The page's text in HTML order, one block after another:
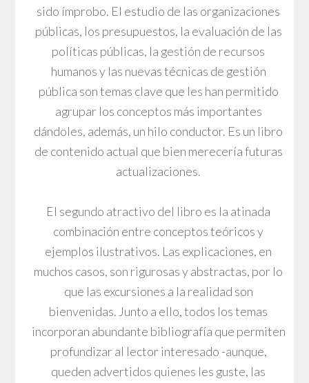
sido ímprobo. El estudio de las organizaciones
públicas, los presupuestos, la evaluación de las
políticas públicas, la gestión de recursos
humanos y las nuevas técnicas de gestión
pública son temas clave que les han permitido
agrupar los conceptos más importantes
dándoles, además, un hilo conductor. Es un libro
de contenido actual que bien merecería futuras
actualizaciones.
El segundo atractivo del libro es la atinada
combinación entre conceptos teóricos y
ejemplos ilustrativos. Las explicaciones, en
muchos casos, son rigurosas y abstractas, por lo
que las excursiones a la realidad son
bienvenidas. Junto a ello, todos los temas
incorporan abundante bibliografía que permiten
profundizar al lector interesado -aunque,
queden advertidos quienes les guste, las